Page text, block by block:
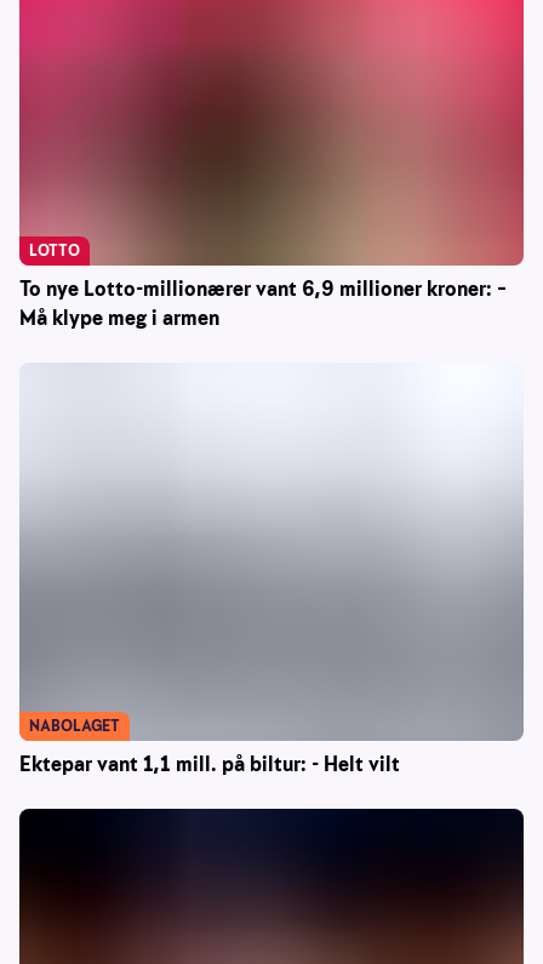
To nye Lotto-millionærer vant 6,9 millioner kroner: –
Må klype meg i armen
LOTTO
Ektepar vant 1,1 mill. på biltur: - Helt vilt
NABOLAGET